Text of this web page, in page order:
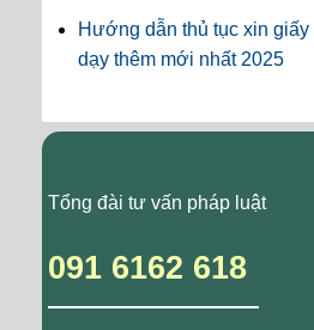
Hướng dẫn thủ tục xin giấy
dạy thêm mới nhất 2025
Tổng đài tư vấn pháp luật
091 6162 618